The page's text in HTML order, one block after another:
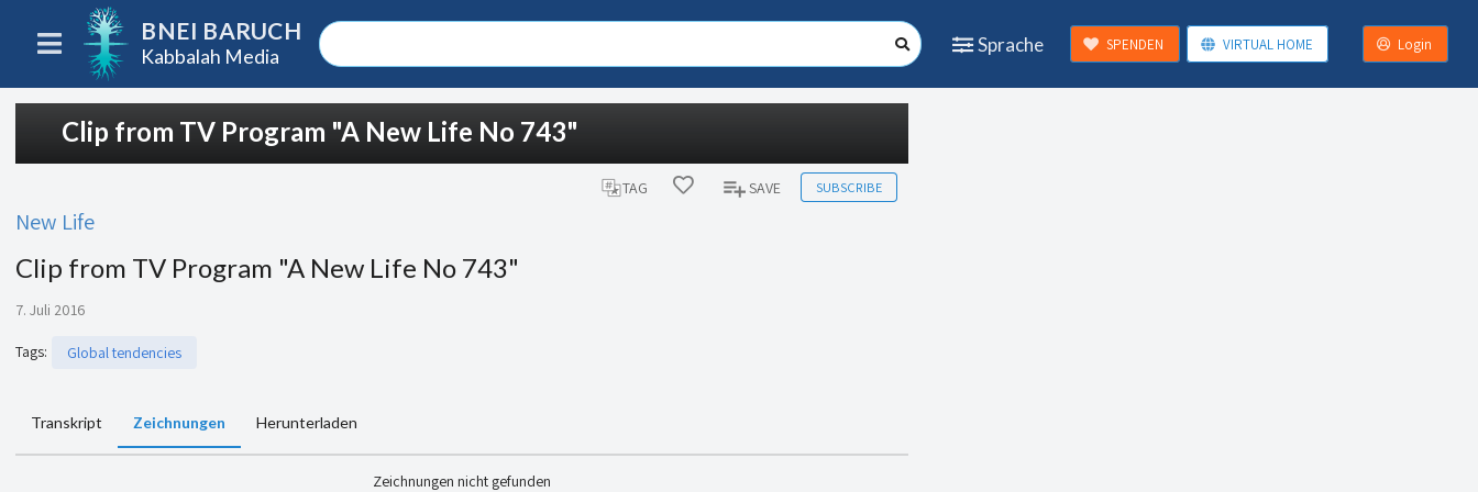
BNEI BARUCH
Kabbalah Media
Sprache SPENDEN VIRTUAL HOME Login
Clip from TV Program "A New Life No 743"
TAG SAVE SUBSCRIBE
New Life
Clip from TV Program "A New Life No 743"
7. Juli 2016
Tags: Global tendencies
Transkript Zeichnungen Herunterladen
Zeichnungen nicht gefunden